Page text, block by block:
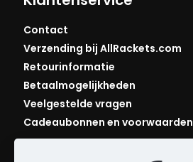
Contact
Verzending bij AllRackets.com
Retourinformatie
Betaalmogelijkheden
Veelgestelde vragen
Cadeaubonnen en voorwaarden